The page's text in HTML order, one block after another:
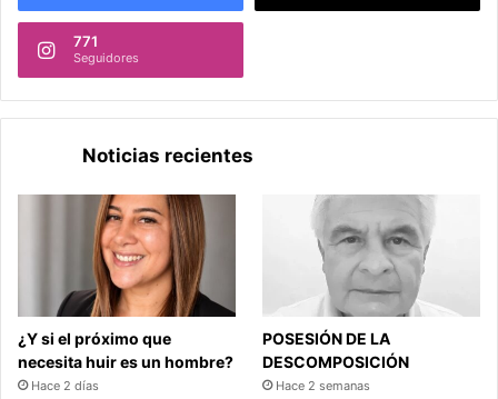
771
Seguidores
Noticias recientes
¿Y si el próximo que
necesita huir es un hombre?
Hace 2 días
POSESIÓN DE LA
DESCOMPOSICIÓN
Hace 2 semanas